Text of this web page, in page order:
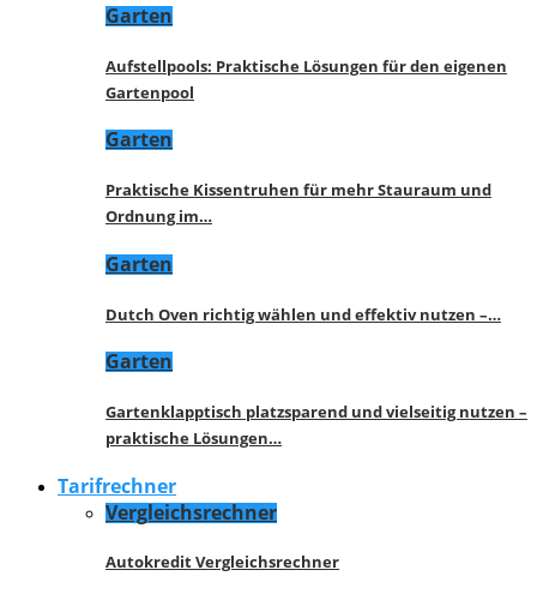
Garten
Aufstellpools: Praktische Lösungen für den eigenen
Gartenpool
Garten
Praktische Kissentruhen für mehr Stauraum und
Ordnung im…
Garten
Dutch Oven richtig wählen und effektiv nutzen –…
Garten
Gartenklapptisch platzsparend und vielseitig nutzen –
praktische Lösungen…
Tarifrechner
Vergleichsrechner
Autokredit Vergleichsrechner